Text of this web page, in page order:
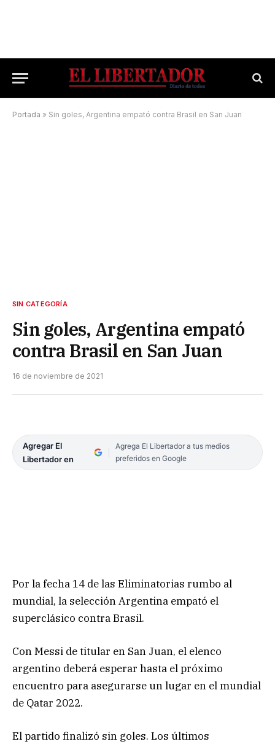
Portada » Sin goles, Argentina empató contra Brasil en San Juan
SIN CATEGORÍA
Sin goles, Argentina empató
contra Brasil en San Juan
16 de noviembre de 2021
Agregar El
Libertador en
Agrega El Libertador a tus medios
preferidos en Google
Por la fecha 14 de las Eliminatorias rumbo al
mundial, la selección Argentina empató el
superclásico contra Brasil.
Con Messi de titular en San Juan, el elenco
argentino deberá esperar hasta el próximo
encuentro para asegurarse un lugar en el mundial
de Qatar 2022.
El partido finalizó sin goles. Los últimos